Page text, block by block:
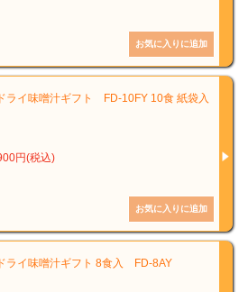
ライ味噌汁ギフト FD-10FY 10食 紙袋入
円(税込)
ライ味噌汁ギフト 8食入 FD-8AY